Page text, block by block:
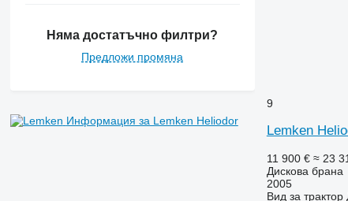
Няма достатъчно филтри?
Предложи промяна
Информация за Lemken Heliodor
9
Lemken
11 900 € ≈ 23
Дискова брана
2005
Вид за трактор